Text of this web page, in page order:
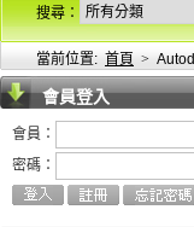
搜尋：
當前位置: 首頁 >
會員登入
會員：
密碼：